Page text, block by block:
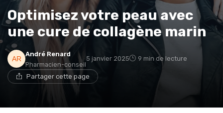
Optimisez votre peau avec
une cure de collagène marin
André Renard
Pharmacien-conseil
5 janvier 2025 9 min de lecture
Partager cette page